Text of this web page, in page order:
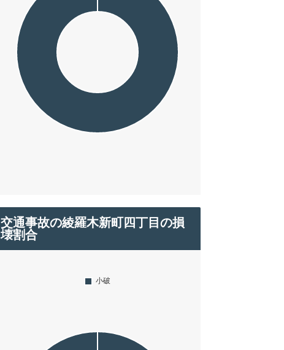
交通事故の綾羅木新町四丁目の損
壊割合